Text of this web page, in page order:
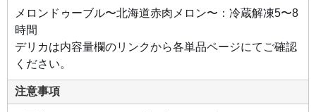
●道
産鶏
のレ
ッグ
コン
フィ
北海
鷄を
ハー
ブや
メロンドゥーブル〜北海道赤肉メロン〜：冷蔵解凍5〜8
時間
デリカは内容量欄のリンクから各単品ページにてご確認
ください。
注意事項